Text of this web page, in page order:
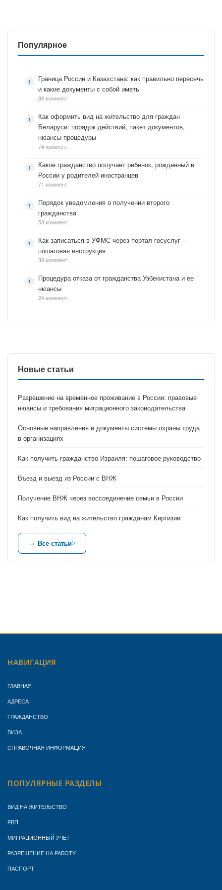
Популярное
Граница России и Казахстана: как правильно пересечь
и какие документы с собой иметь
88 коммент.
Как оформить вид на жительство для граждан
Беларуси: порядок действий, пакет документов,
нюансы процедуры
74 коммент.
Какое гражданство получает ребенок, рожденный в
России у родителей иностранцев
71 коммент.
Порядок уведомления о получении второго
гражданства
53 коммент.
Как записаться в УФМС через портал госуслуг —
пошаговая инструкция
38 коммент.
Процедура отказа от гражданства Узбекистана и ее
нюансы
24 коммент.
Новые статьи
Разрешение на временное проживание в России: правовые
нюансы и требования миграционного законодательства
Основные направления и документы системы охраны труда
в организациях
Как получить гражданство Израиля: пошаговое руководство
Въезд и выезд из России с ВНЖ
Получение ВНЖ через воссоединение семьи в России
Как получить вид на жительство гражданам Киргизии
Все статьи
НАВИГАЦИЯ
ГЛАВНАЯ
АДРЕСА
ГРАЖДАНСТВО
ВИЗА
СПРАВОЧНАЯ ИНФОРМАЦИЯ
ПОПУЛЯРНЫЕ РАЗДЕЛЫ
ВИД НА ЖИТЕЛЬСТВО
РВП
МИГРАЦИОННЫЙ УЧЁТ
РАЗРЕШЕНИЕ НА РАБОТУ
ПАСПОРТ